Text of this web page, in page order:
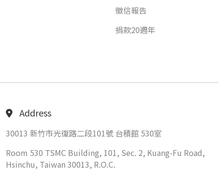
徵信報告
捐款20週年
Address
30013 新竹市光復路二段101號 台積館 530室
Room 530 TSMC Building, 101, Sec. 2, Kuang-Fu Road,
Hsinchu, Taiwan 30013, R.O.C.